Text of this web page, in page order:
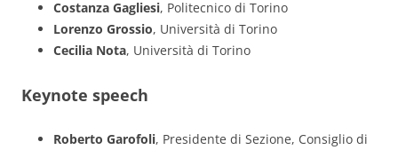
Costanza Gagliesi, Politecnico di Torino
Lorenzo Grossio, Università di Torino
Cecilia Nota, Università di Torino
Keynote speech
Roberto Garofoli, Presidente di Sezione, Consiglio di